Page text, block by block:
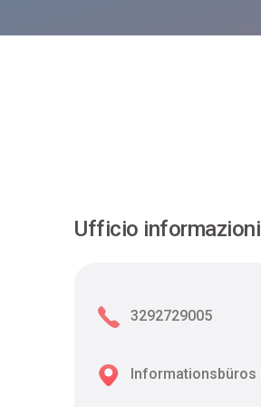
Ufficio informazioni
3292729005
Informationsbüros